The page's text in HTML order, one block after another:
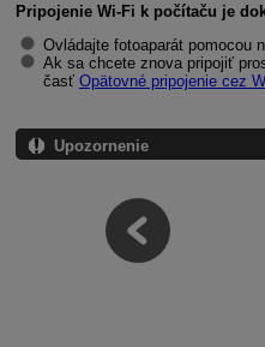
Pripojenie Wi-Fi k počítaču je
Ovládajte fotoaparát pomocou
Ak sa chcete znova pripojiť
časť Opätovné pripojenie cez
Upozornenie